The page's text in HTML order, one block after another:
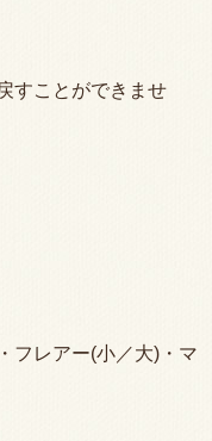
すことができませ
フレアー(小／大)・マ